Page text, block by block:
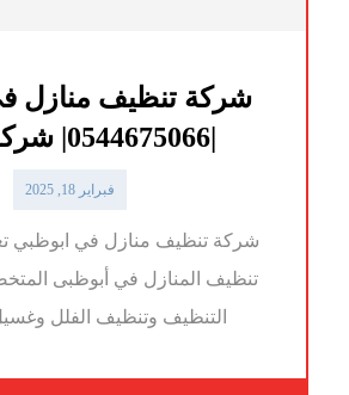
شركة تنظيف منازل
فبراير 18, 2025
شركة تنظيف منازل في ابوظبي
تنظيف المنازل في أبوظبى
التنظيف وتنظيف الفلل